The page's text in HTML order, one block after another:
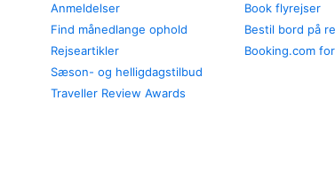
Anmeldelser
Find månedlange ophold
Rejseartikler
Sæson- og helligdagstilbud
Traveller Review Awards
Book flyrejser
Bestil bord på
Booking.com